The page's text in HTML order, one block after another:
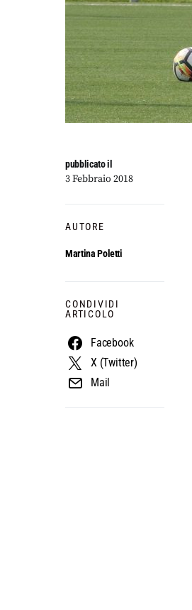
pubblicato il
3 Febbraio 2018
AUTORE
Martina Poletti
CONDIVIDI
ARTICOLO
Facebook
X (Twitter)
Mail